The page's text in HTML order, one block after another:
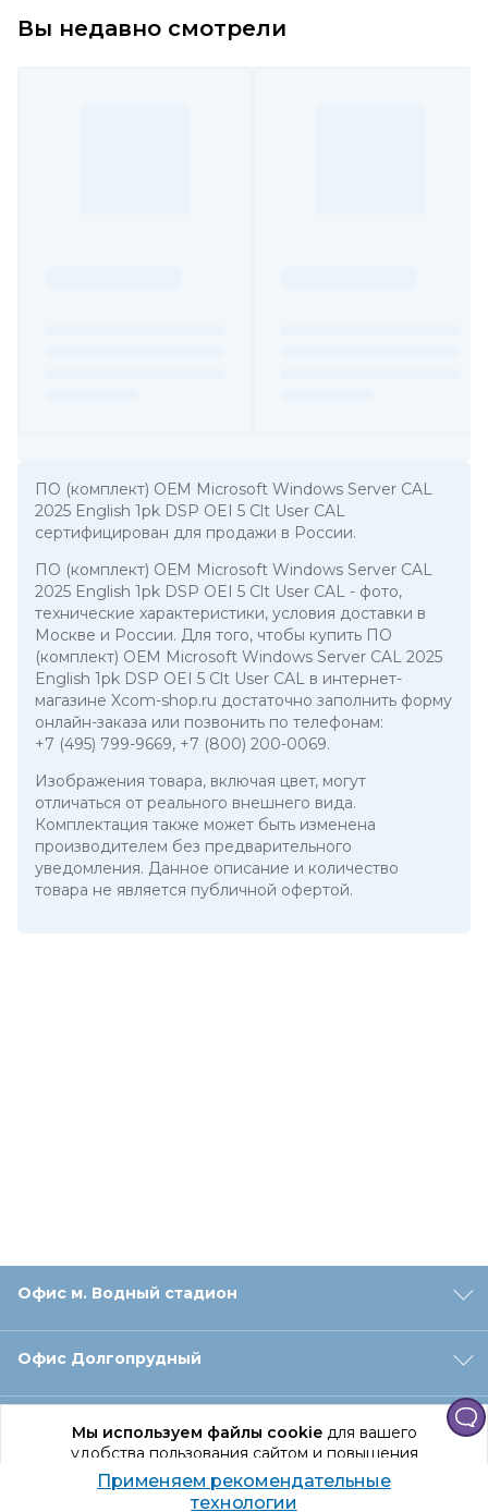
Мы используем файлы cookieдля вашего
удобства пользования сайтом и повышения
качества рекомендаций.
Продолжая использование сайта, вы даете
Вы недавно смотрели
ПО (комплект) ОЕМ Microsoft Windows Server CAL
2025 English 1pk DSP OEI 5 Clt User CAL
сертифицирован для продажи в России.
ПО (комплект) ОЕМ Microsoft Windows Server CAL
2025 English 1pk DSP OEI 5 Clt User CAL - фото,
технические характеристики, условия доставки в
Москве и России. Для того, чтобы купить ПО
(комплект) ОЕМ Microsoft Windows Server CAL 2025
English 1pk DSP OEI 5 Clt User CAL в интернет-
магазине Xcom-shop.ru достаточно заполнить форму
онлайн-заказа или позвонить по телефонам:
+7 (495) 799-9669, +7 (800) 200-0069.
Изображения товара, включая цвет, могут
отличаться от реального внешнего вида.
Комплектация также может быть изменена
производителем без предварительного
уведомления. Данное описание и количество
товара не является публичной офертой.
Офис м. Водный стадион
Офис Долгопрудный
Офис Санкт‑Петербург
Оформление заказа
Применяем рекомендательные
технологии